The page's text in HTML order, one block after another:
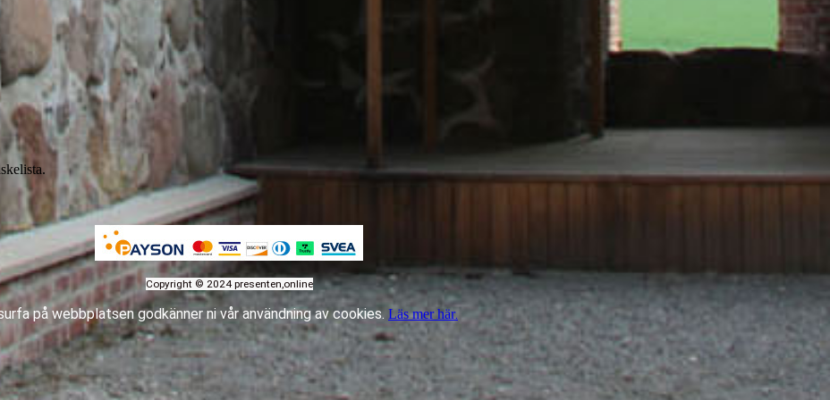
Copyright © 2024 presenten,online
på webbplatsen godkänner ni vår användning av cookies. Läs mer här.